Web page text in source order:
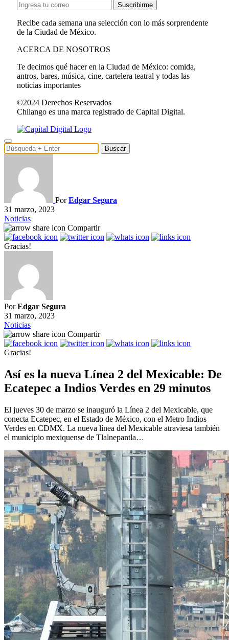
Suscribirme
Recibe cada semana una selección con lo más sorprendente
de la Ciudad de México.
ACERCA DE NOSOTROS
Te decimos qué hacer en la Ciudad de México: comida,
antros, bares, música, cine, cartelera teatral y todas las
noticias importantes
©2024 Derechos Reservados
Chilango es una marca registrado de Capital Digital.
Buscar
PorEdgar Segura
31 marzo, 2023
Noticias
Compartir
Gracias!
PorEdgar Segura
31 marzo, 2023
Noticias
Compartir
Gracias!
Así es la nueva Línea 2 del Mexicable: De
Ecatepec a Indios Verdes en 29 minutos
El jueves 30 de marzo se inauguró la Línea 2 del Mexicable, que
conecta Ecatepec, en el Estado de México, con el Metro Indios
Verdes en CDMX. La nueva línea del Mexicable atraviesa también
el municipio mexiquense de Tlalnepantla…